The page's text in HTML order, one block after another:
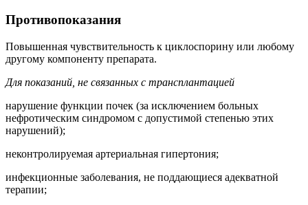
Противопоказания
Повышенная чувствительность к циклоспорину или любому
другому компоненту препарата.
Для показаний, не связанных с трансплантацией
нарушение функции почек (за исключением больных
нефротическим синдромом с допустимой степенью этих
нарушений);
неконтролируемая артериальная гипертония;
инфекционные заболевания, не поддающиеся адекватной
терапии;